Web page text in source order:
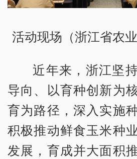
活动现场（浙江省农
近年来，浙江坚
导向、以育种创新为
育为路径，深入实施
积极推动鲜食玉米种
发展，育成并大面积